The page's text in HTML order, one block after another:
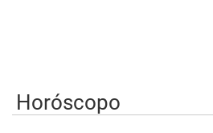
Horóscopo